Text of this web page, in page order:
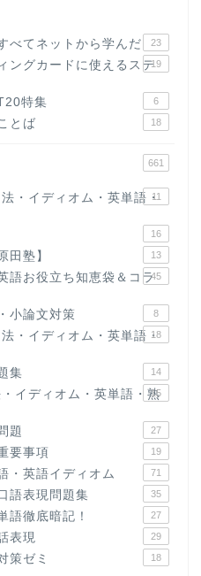
べてネットから学んだ 23
ングカードに使えるステ19
特集 6
とば 18
661
・イディオム・英単語・
11
16
田塾】 13
語お役立ち知恵袋＆コラ45
小論文対策 8
・イディオム・英単語・
18
集 14
イディオム・英単語・熟
15
題 27
要事項 19
・英語イディオム 71
語表現問題集 35
語徹底暗記！ 27
表現 29
策ゼミ 18